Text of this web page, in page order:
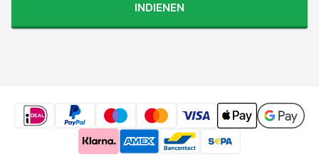
INDIENEN